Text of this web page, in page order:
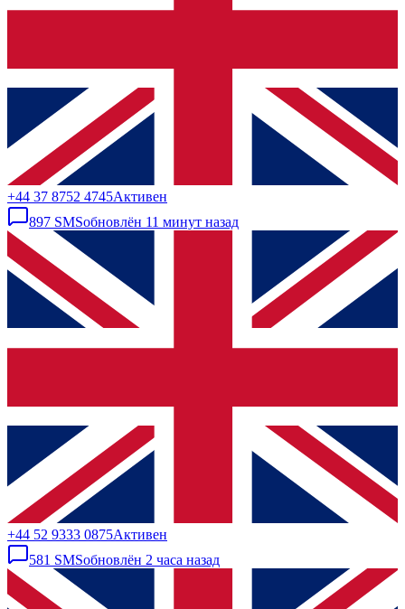
+44 37 8752 4745Активен
897 SMSобновлён 11 минут назад
+44 52 9333 0875Активен
581 SMSобновлён 2 часа назад